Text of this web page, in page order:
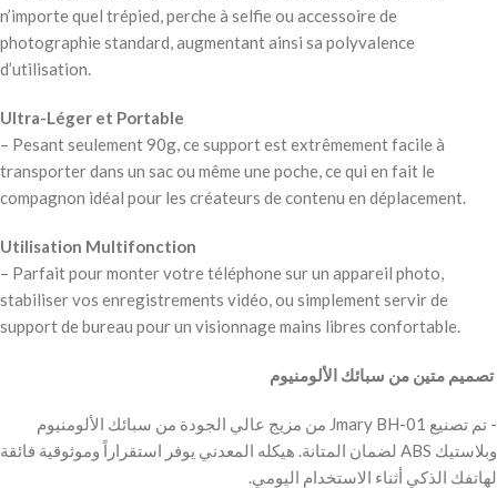
n’importe quel trépied, perche à selfie ou accessoire de
photographie standard, augmentant ainsi sa polyvalence
d’utilisation.
Ultra-Léger et Portable
– Pesant seulement 90g, ce support est extrêmement facile à
transporter dans un sac ou même une poche, ce qui en fait le
compagnon idéal pour les créateurs de contenu en déplacement.
Utilisation Multifonction
– Parfait pour monter votre téléphone sur un appareil photo,
stabiliser vos enregistrements vidéo, ou simplement servir de
support de bureau pour un visionnage mains libres confortable.
‫ تصميم متين من سبائك الألومنيوم
‫- تم تصنيع Jmary BH-01 من مزيج عالي الجودة من سبائك الألومنيوم
وبلاستيك ABS لضمان المتانة. هيكله المعدني يوفر استقراراً وموثوقية فائقة
لهاتفك الذكي أثناء الاستخدام اليومي.